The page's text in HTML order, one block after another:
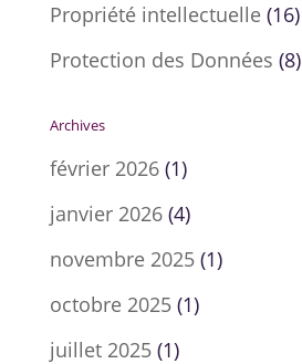
Propriété intellectuelle(16)
Protection des Données (8)
Archives
février 2026(1)
janvier 2026(4)
novembre 2025(1)
octobre 2025(1)
juillet 2025(1)